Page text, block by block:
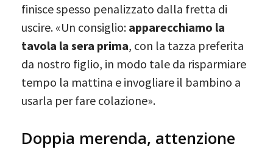
finisce spesso penalizzato dalla fretta di
uscire. «Un consiglio: apparecchiamo la
tavola la sera prima, con la tazza preferita
da nostro figlio, in modo tale da risparmiare
tempo la mattina e invogliare il bambino a
usarla per fare colazione».
Doppia merenda, attenzione